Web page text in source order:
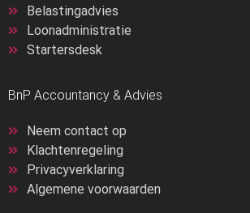
Belastingadvies
Loonadministratie
Startersdesk
BnP Accountancy & Advies
Neem contact op
Klachtenregeling
Privacyverklaring
Algemene voorwaarden